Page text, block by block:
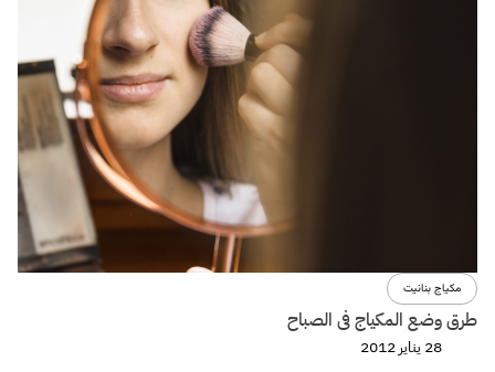
مكياج بنانيت
طرق وضع المكياج فى الصباح
28 يناير 2012